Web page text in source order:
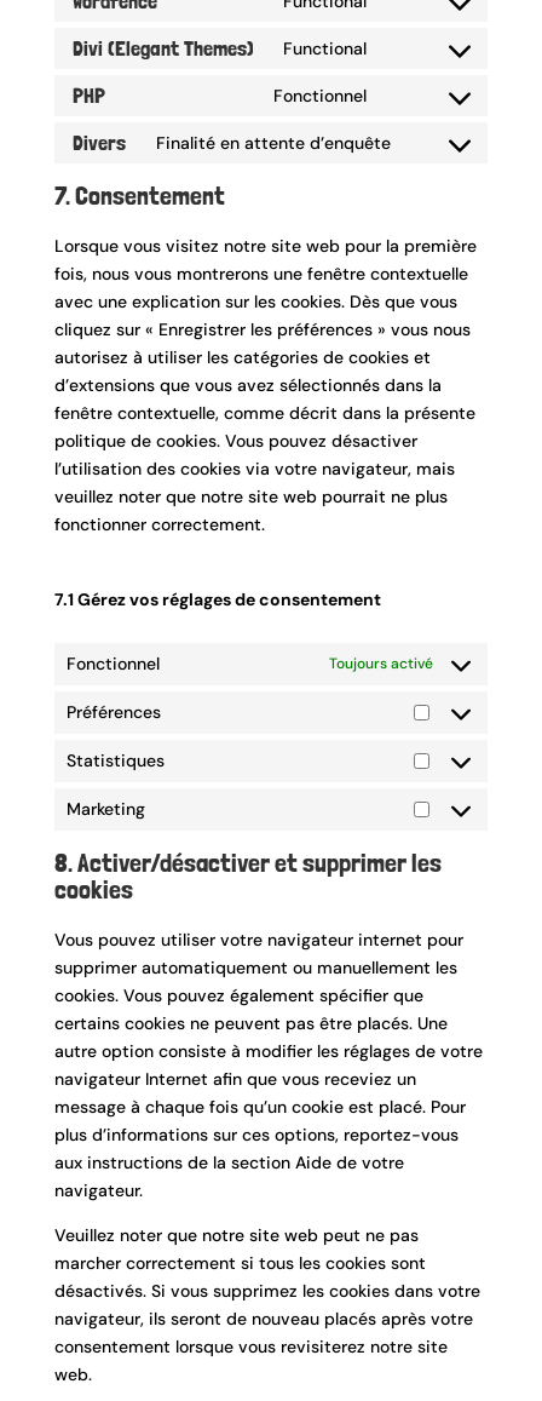
wordfence
Divi (Elegant Themes) Functional
divi-
PHP Fonctionnel
to
Divers Finalité en attente d’enquête
Consent
divers
7. Consentement
Lorsque vous visitez notre site web pour la première
fois, nous vous montrerons une fenêtre contextuelle
avec une explication sur les cookies. Dès que vous
cliquez sur « Enregistrer les préférences » vous nous
autorisez à utiliser les catégories de cookies et
d’extensions que vous avez sélectionnés dans la
fenêtre contextuelle, comme décrit dans la présente
politique de cookies. Vous pouvez désactiver
l’utilisation des cookies via votre navigateur, mais
veuillez noter que notre site web pourrait ne plus
fonctionner correctement.
7.1 Gérez vos réglages de consentement
Fonctionnel Toujours activé
Préférences
Préférences
Statistiques
Statistiques
Marketing
Marketing
8. Activer/désactiver et supprimer les
cookies
Vous pouvez utiliser votre navigateur internet pour
supprimer automatiquement ou manuellement les
cookies. Vous pouvez également spécifier que
certains cookies ne peuvent pas être placés. Une
autre option consiste à modifier les réglages de votre
navigateur Internet afin que vous receviez un
message à chaque fois qu’un cookie est placé. Pour
plus d’informations sur ces options, reportez-vous
aux instructions de la section Aide de votre
navigateur.
Veuillez noter que notre site web peut ne pas
marcher correctement si tous les cookies sont
désactivés. Si vous supprimez les cookies dans votre
navigateur, ils seront de nouveau placés après votre
consentement lorsque vous revisiterez notre site
web.